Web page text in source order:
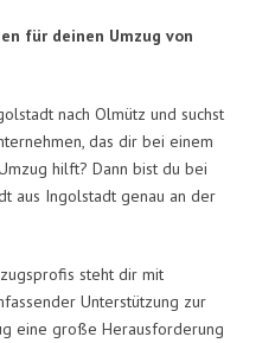
für deinen Umzug von
nach Olmütz und suchst
das dir bei einem
hilft? Dann bist du bei
aus Ingolstadt genau an der
steht dir mit
Unterstützung zur
eine große Herausforderung